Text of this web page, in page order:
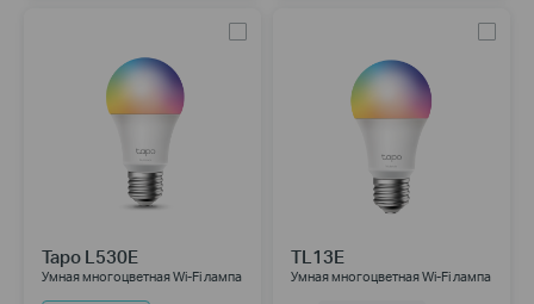
Tapo L530E
Умная многоцветная Wi‑Fi лампа
TL13E
Умная многоцветная Wi‑Fi лампа